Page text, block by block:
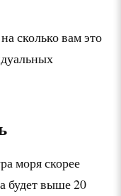
сколько вам это
моря скорее
будет выше 20